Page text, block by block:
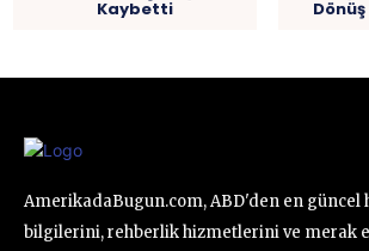
Kaybetti
AmerikadaBugun.com, ABD'den en güncel
bilgilerini, rehberlik hizmetlerini ve merak